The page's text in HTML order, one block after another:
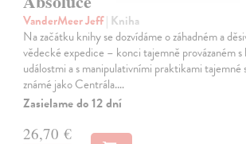
VanderMeer Jeff| Kniha
Na začátku knihy se dozvídáme o záhadném a
vědecké expedice – konci tajemně provázaném
událostmi a s manipulativními praktikami
známé jako Centrála.…
Zasielame do 12 dní
26,70 €